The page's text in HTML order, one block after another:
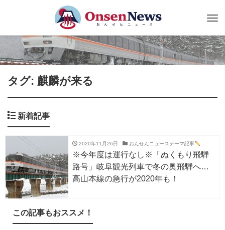
タグ: 麒麟が来る
新着記事
2020年11月26日 おんせんニューステーマ記事
※今年度は運行なし※「ぬくもり飛騨
路号」岐阜観光列車で冬の奥飛騨へ…
高山本線の急行が2020年も！
この記事もおススメ！